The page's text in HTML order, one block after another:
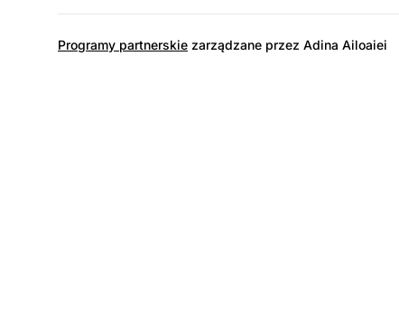
Programy partnerskie zarządzane przez Adina Ailoaiei